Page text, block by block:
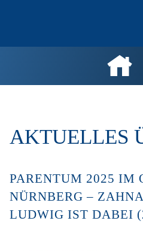
AKTUELLES
PARENTUM 2025 IM
NÜRNBERG –
LUDWIG IST DABEI